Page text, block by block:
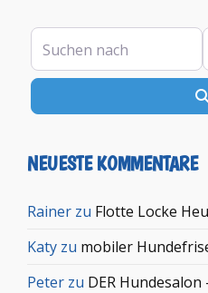
Suchen nach
NEUESTE KOMMENTARE
Rainer zu Flotte Locke
Katy zu mobiler
Peter zu DER Hundesalon